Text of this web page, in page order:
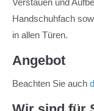
Verstauen und
Handschuhfach
in allen Türen.
Angebot
Beachten Sie auch